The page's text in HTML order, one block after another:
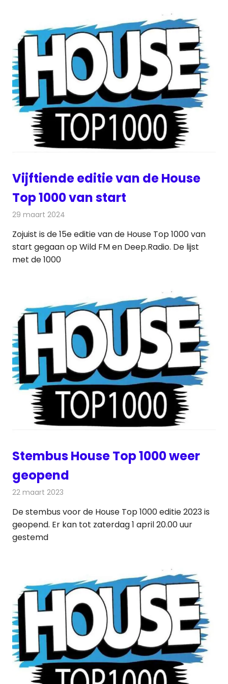
Vijftiende editie van de House
Top 1000 van start
29 maart 2024
Zojuist is de 15e editie van de House Top 1000 van
start gegaan op Wild FM en Deep.Radio. De lijst
met de 1000
Stembus House Top 1000 weer
geopend
22 maart 2023
De stembus voor de House Top 1000 editie 2023 is
geopend. Er kan tot zaterdag 1 april 20.00 uur
gestemd